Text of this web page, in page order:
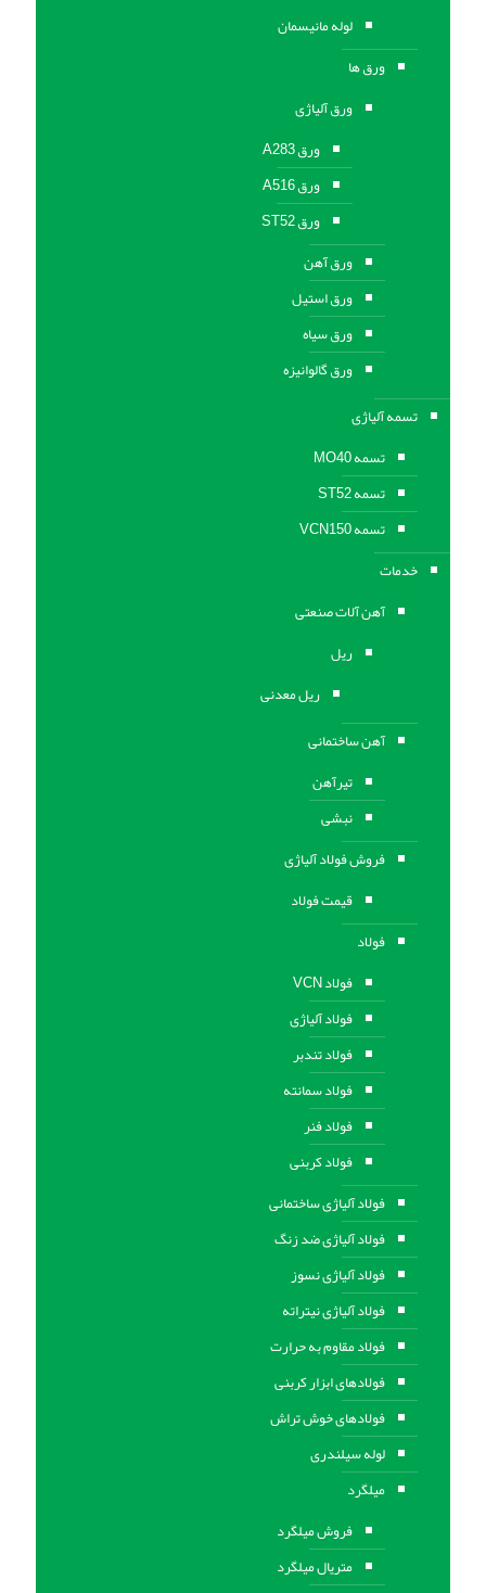
لوله مانیسمان
ورق ها
ورق آلیاژی
ورق A283
ورق A516
ورق ST52
ورق آهن
ورق استیل
ورق سیاه
ورق گالوانیزه
تسمه آلیاژی
تسمه MO40
تسمه ST52
تسمه VCN150
خدمات
آهن آلات صنعتی
ریل
ریل معدنی
آهن ساختمانی
تیرآهن
نبشی
فروش فولاد آلیاژی
قیمت فولاد
فولاد
فولاد VCN
فولاد آلیاژی
فولاد تندبر
فولاد سمانته
فولاد فنر
فولاد کربنی
فولاد آلیاژی ساختمانی
فولاد آلیاژی ضد زنگ
فولاد آلیاژی نسوز
فولاد آلیاژی نیتراته
فولاد مقاوم به حرارت
فولادهای ابزار کربنی
فولادهای خوش تراش
لوله سیلندری
میلگرد
فروش میلگرد
متریال میلگرد